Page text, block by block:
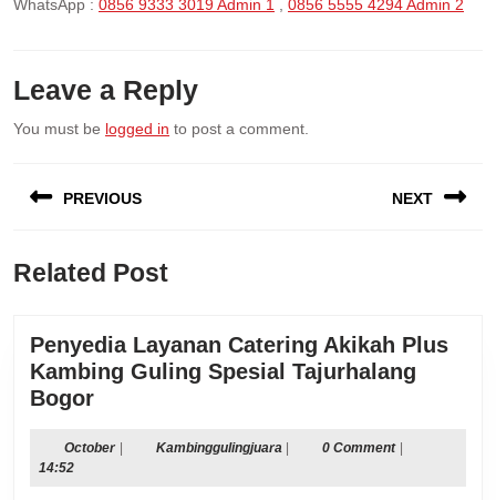
WhatsApp : 0856 9333 3019 Admin 1 0856 5555 4294 Admin 2
Leave a Reply
You must be logged in to post a comment.
navigation
PREVIOUS
post:
NEXT
Related Post
Penyedia Layanan Catering Akikah Plus
Kambing Guling Spesial Tajurhalang
BogorPenyedia
Catering
OctoberOctober
| KambinggulingjuaraKambinggulingjuara
| 0 Comment |
14:52